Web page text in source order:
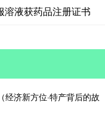
溶液获药品注册证书